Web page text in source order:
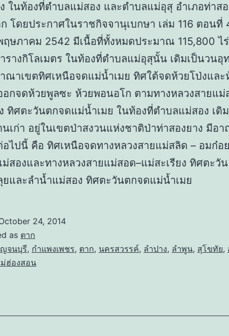
ในท้องที่ตำบลแม่สอง และตำบลแม่อุสุ อำเภอท่าสอ
โดยประกาศในราชกิจจานุเบกษา เล่ม 116 ตอนที่
ษภาคม 2542 มีเนื้อที่ทั้งหมดประมาณ 115,800 ไ
รางกิโลเมตร ในท้องที่ตำบลแม่อุสุนั้น เดิมเป็นวนอุ
ณาเขตทิศเหนือจดแม่น้ำเมย ทิศใต้จดห้วยโป่งและ
กจดห้วยพูลซะ ห้วยพอนอโก ตามทางหลวงสายแ
ทิศตะวันตกจดแม่น้ำเมย ในท้องที่ตำบลแม่สอง เดิ
เก่า อยู่ในเขตป่าสงวนแห่งชาติป่าท่าสองยาง มีอ
ไปนี้ คือ ทิศเหนือจดทางหลวงสายแม่สลิด – อมก๋อ
สองและทางหลวงสายแม่สอด–แม่สะเรียง ทิศตะวั
และลำน้ำแม่สอง ทิศตะวันตกจดแม่น้ำเมย
24, 2014
as ตาก
จนบุรี, กำแพงเพชร, ตาก, นครสวรรค์, ลำปาง, ลำพูน, สุโขทัย,
ฮ่องสอน